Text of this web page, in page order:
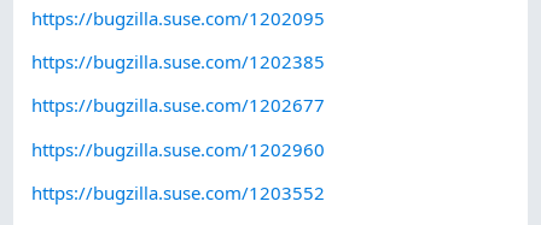
https://bugzilla.suse.com/1202095
https://bugzilla.suse.com/1202385
https://bugzilla.suse.com/1202677
https://bugzilla.suse.com/1202960
https://bugzilla.suse.com/1203552